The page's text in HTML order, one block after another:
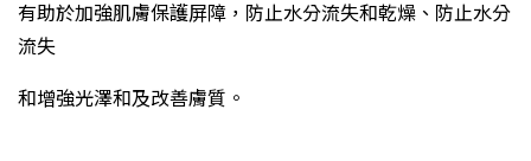
有助於加強肌膚保護屏障，防止水分流失和乾燥、防止水分
流失
和增強光澤和及改善膚質。